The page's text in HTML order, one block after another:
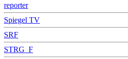
reporter
Spiegel TV
SRF
STRG_F